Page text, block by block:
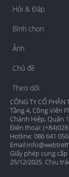
Hỏi & Đáp
Bình chọn
Ảnh
Chủ đề
Theo dõi
CÔNG TY CỔ PHẦN
Tầng 4, Công Viên
Chánh Hiệp, Quận
Điện thoại:
Hotline: 086 641
Email:
Giấy phép cung cấp
25/12/2025. Chịu